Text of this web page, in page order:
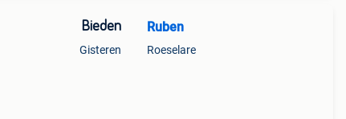
Bieden
Gisteren
Ruben
Roeselare